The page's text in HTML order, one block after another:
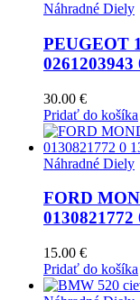
Náhradné Diely
PEUGEOT
0261203943
30.00 €
Pridať do košíka
Náhradné Diely
FORD
0130821772
15.00 €
Pridať do košíka